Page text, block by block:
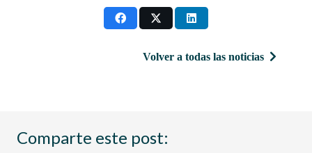
Volver a todas las noticias
Comparte este post: